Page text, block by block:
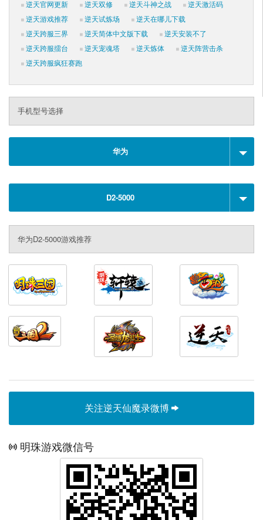
逆天官网更新 逆天双修 逆天斗神之战
逆天激活码
逆天游戏推荐
逆天试炼场
逆天在哪儿下载
逆天跨服三界
逆天简体中文版下载
逆天安装不了
逆天跨服擂台
逆天宠魂塔 逆天炼体
逆天阵营击杀
逆天跨服疯狂赛跑
手机型号选择
华为
D2-5000
华为D2-5000游戏推荐
关注逆天仙魔录微博
明珠游戏微信号